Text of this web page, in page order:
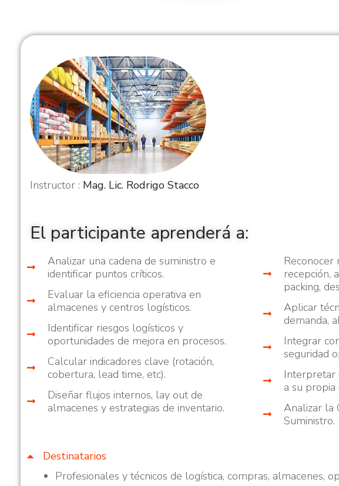
Instructor : Mag. Lic. Rodrigo Stacco
El participante aprenderá a:
Analizar una cadena de suministro e
identificar puntos críticos.
Evaluar la eficiencia operativa en
almacenes y centros logísticos.
Identificar riesgos logísticos y
oportunidades de mejora en procesos.
Calcular indicadores clave (rotación,
cobertura, lead time, etc).
Diseñar flujos internos, lay out de
almacenes y estrategias de inventario.
Reconocer
recepción,
packing,
Aplicar
demanda,
Integrar
seguridad
Interpretar
a su propia
Analizar la
Suministro.
Destinatarios
Profesionales y técnicos de logística, compras, almacenes,
Mantenimiento